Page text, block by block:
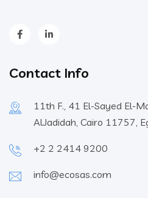
Contact Info
11th F., 41 El-Sayed El-
AlJadidah, Cairo 11757,
+2 2 2414 9200
info@ecosas.com